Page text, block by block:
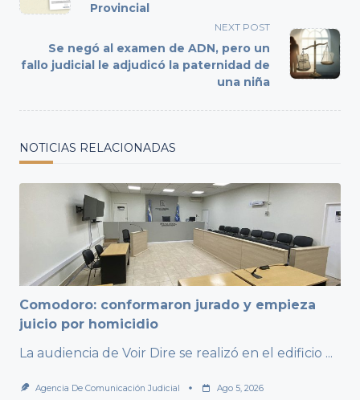
subtitle
reader-
text">Page</span>
Provincial
NEXT POST
Se negó al examen de ADN, pero un
fallo judicial le adjudicó la paternidad de
una niña
NOTICIAS RELACIONADAS
Comodoro: conformaron jurado y empieza
juicio por homicidio
La audiencia de Voir Dire se realizó en el edificio ...
Agencia De Comunicación Judicial Ago 5, 2026